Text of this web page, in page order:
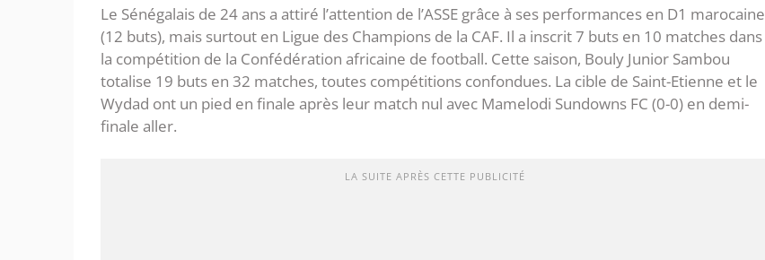
Le Sénégalais de 24 ans a attiré l’attention de l’ASSE grâce à ses performances en D1 marocaine
(12 buts), mais surtout en Ligue des Champions de la CAF. Il a inscrit 7 buts en 10 matches dans
la compétition de la Confédération africaine de football. Cette saison, Bouly Junior Sambou
totalise 19 buts en 32 matches, toutes compétitions confondues. La cible de Saint-Etienne et le
Wydad ont un pied en finale après leur match nul avec Mamelodi Sundowns FC (0-0) en demi-
finale aller.
LA SUITE APRÈS CETTE PUBLICITÉ